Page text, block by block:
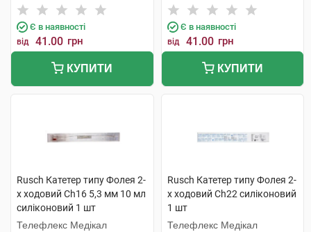
Метіріалс
Є в наявності
від 41.00 грн
КУПИТИ
Метіріалс
Є в наявності
від 41.00 грн
КУПИТИ
Rusch Катетер типу Фолея 2-
х ходовий Ch16 5,3 мм 10 мл
силіконовий 1 шт
Телефлекс Медікал
Rusch Катетер типу Фолея 2-
х ходовий Ch22 силіконовий
1 шт
Телефлекс Медікал